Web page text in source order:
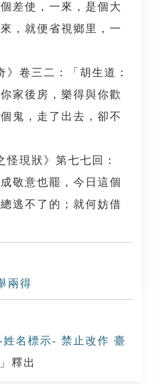
差使，一來，是個大
，就便省視鄉里，一
卷三二：「胡生道：
家後房，樂得與你歡
鬼，走了出去，卻不
現狀》第七七回：
敬意也罷，今日這個
逃不了的；就何妨借
兩得
名標示- 禁止改作 臺
」釋出